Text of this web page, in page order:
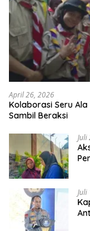
April 26, 2026
Kolaborasi Seru
Sambil Beraksi
Juli
Juli